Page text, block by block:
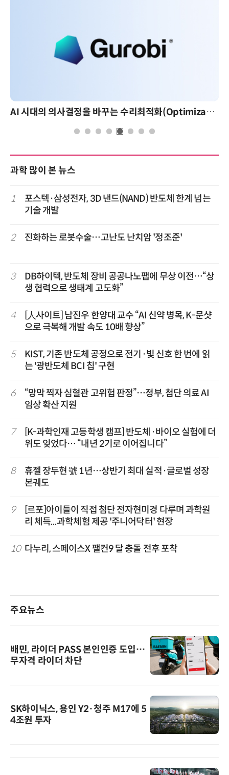
AI 시대의 의사결정을 바꾸는 수리최적화(Optimization): 실제 산업 적용 사례와 활용 전략
과학 많이 본 뉴스
1
포스텍·삼성전자, 3D 낸드(NAND) 반도체 한계 넘는
기술 개발
2 진화하는 로봇수술…고난도 난치암 '정조준'
3
DB하이텍, 반도체 장비 공공나노팹에 무상 이전…“상
생 협력으로 생태계 고도화”
4
[人사이트] 남진우 한양대 교수 “AI 신약 병목, K-문샷
으로 극복해 개발 속도 10배 향상”
5
KIST, 기존 반도체 공정으로 전기·빛 신호 한 번에 읽
는 '광반도체 BCI 칩' 구현
6
“망막 찍자 심혈관 고위험 판정”…정부, 첨단 의료 AI
임상 확산 지원
7
[K-과학인재 고등학생 캠프] 반도체·바이오 실험에 더
위도 잊었다… “내년 2기로 이어집니다”
8
휴젤 장두현 號 1년…상반기 최대 실적·글로벌 성장
본궤도
9
[르포]아이들이 직접 첨단 전자현미경 다루며 과학원
리 체득...과학체험 제공 '주니어닥터' 현장
10 다누리, 스페이스X 팰컨9 달 충돌 전후 포착
주요뉴스
배민, 라이더 PASS 본인인증 도입…
무자격 라이더 차단
SK하이닉스, 용인 Y2·청주 M17에 5
4조원 투자